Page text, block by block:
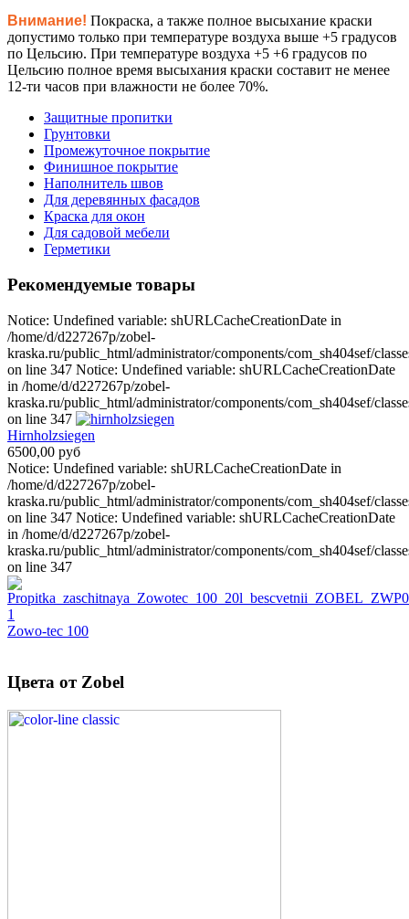
Внимание! Покраска, а также полное высыхание краски
допустимо только при температуре воздуха выше +5 градусов
по Цельсию. При температуре воздуха +5 +6 градусов по
Цельсию полное время высыхания краски составит не менее
12-ти часов при влажности не более 70%.
Защитные пропитки
Грунтовки
Промежуточное покрытие
Финишное покрытие
Наполнитель швов
Для деревянных фасадов
Краска для окон
Для садовой мебели
Герметики
Рекомендуемые товары
Notice: Undefined variable: shURLCacheCreationDate in
/home/d/d227267p/zobel-
kraska.ru/public_html/administrator/components/com_sh404sef/
on line 347 Notice: Undefined variable: shURLCacheCreationDate
in /home/d/d227267p/zobel-
kraska.ru/public_html/administrator/components/com_sh404sef/
on line 347
Hirnholzsiegen
6500,00 руб
Notice: Undefined variable: shURLCacheCreationDate in
/home/d/d227267p/zobel-
kraska.ru/public_html/administrator/components/com_sh404sef/
on line 347 Notice: Undefined variable: shURLCacheCreationDate
in /home/d/d227267p/zobel-
kraska.ru/public_html/administrator/components/com_sh404sef/
on line 347
Zowo-tec 100
Цвета от Zobel